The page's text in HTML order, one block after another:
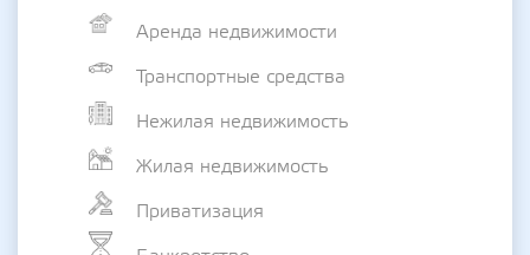
Аренда недвижимости
Транспортные средства
Нежилая недвижимость
Жилая недвижимость
Приватизация